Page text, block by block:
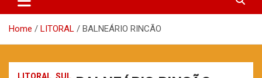
Home LITORAL BALNEÁRIO RINCÃO